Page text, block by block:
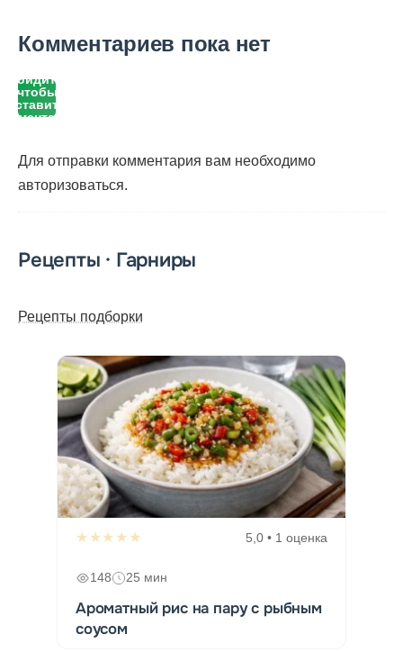
Комментариев пока нет
Войдите,
чтобы
оставить
Для отправки комментария вам необходимо
авторизоваться.
Рецепты · Гарниры
Рецепты подборки
★★★★★ 5,0 • 1 оценка
148 25 мин
Ароматный рис на пару с рыбным
соусом